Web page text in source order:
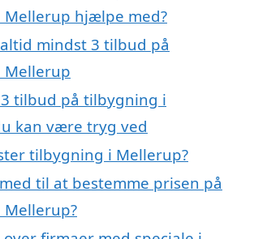
hjælpe med?
mindst 3 tilbud på
tilbud på tilbygning i
kan være tryg ved
tilbygning i Mellerup?
til at bestemme prisen på